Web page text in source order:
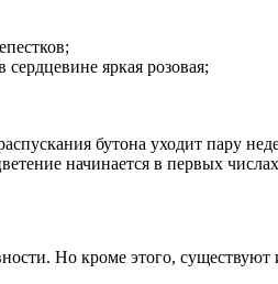
яркая розовая;
бутона уходит пару
начинается в первых
Но кроме этого,